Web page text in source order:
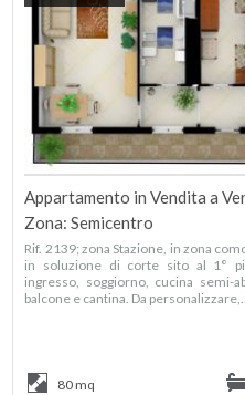
Appartamento in Vendita a
Zona: Semicentro
Rif. 2139; zona Stazione, in zona
in soluzione di corte sito al 1°
ingresso, soggiorno, cucina semi-
balcone e cantina. Da
80 mq